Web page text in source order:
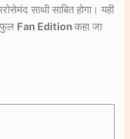
साथी साबित होगा। यही
Fan Editionकहा जा